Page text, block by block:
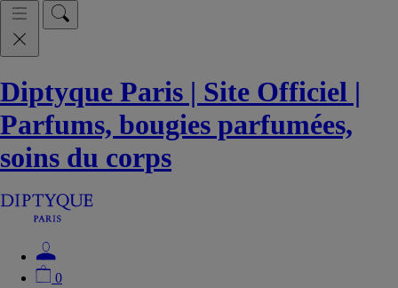
Diptyque Paris | Site Officiel |
Parfums, bougies parfumées,
soins du corps
0